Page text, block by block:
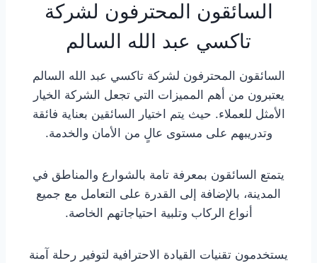
السائقون المحترفون لشركة
تاكسي عبد الله السالم
السائقون المحترفون لشركة تاكسي عبد الله السالم
يعتبرون من أهم المميزات التي تجعل الشركة الخيار
الأمثل للعملاء. حيث يتم اختيار السائقين بعناية فائقة
وتدريبهم على مستوى عالٍ من الأمان والخدمة.
يتمتع السائقون بمعرفة تامة بالشوارع والمناطق في
المدينة، بالإضافة إلى القدرة على التعامل مع جميع
أنواع الركاب وتلبية احتياجاتهم الخاصة.
يستخدمون تقنيات القيادة الاحترافية لتوفير رحلة آمنة